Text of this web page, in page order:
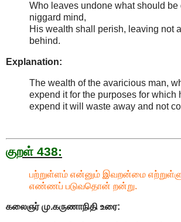
Who leaves undone what should be
niggard mind,
His wealth shall perish, leaving not
behind.
Explanation:
The wealth of the avaricious man,
expend it for the purposes for which
expend it will waste away and not
குறள் 438:
பற்றுள்ளம் என்னும் இவறன்மை
எண்ணப் படுவதொன் றன்று.
கலைஞர் மு.கருணாநிதி உரை: